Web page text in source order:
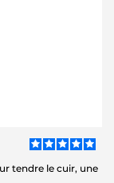
tendre le cuir, une